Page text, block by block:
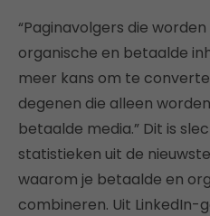
“Paginavolgers die
organische en betaalde
meer kans om te
degenen die alleen
betaalde media.” Dit is
statistieken uit de
waarom je betaalde en
combineren. Uit LinkedIn-